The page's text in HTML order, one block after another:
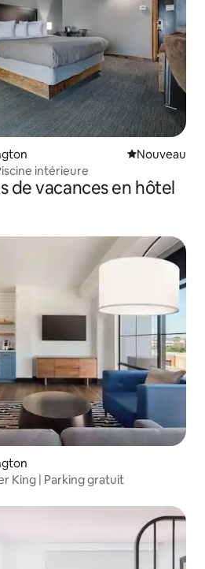
Nouvel
Nouveau
intérieure
de vacances en hôtel
King | Parking gratuit